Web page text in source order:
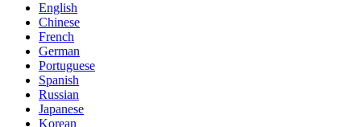
English
Chinese
French
German
Portuguese
Spanish
Russian
Japanese
Korean